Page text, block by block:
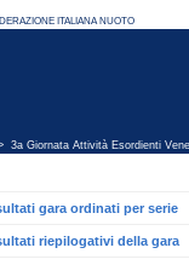
3a Giornata Attività Esordienti
gara ordinati per serie
riepilogativi della gara